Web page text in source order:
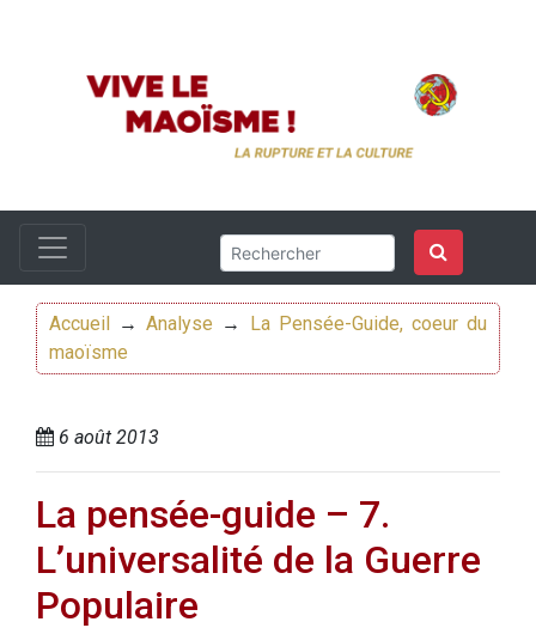
Accueil →Analyse →
La Pensée-Guide, coeur du
maoïsme
6 août 2013
La pensée-guide – 7.
L’universalité de la Guerre
Populaire